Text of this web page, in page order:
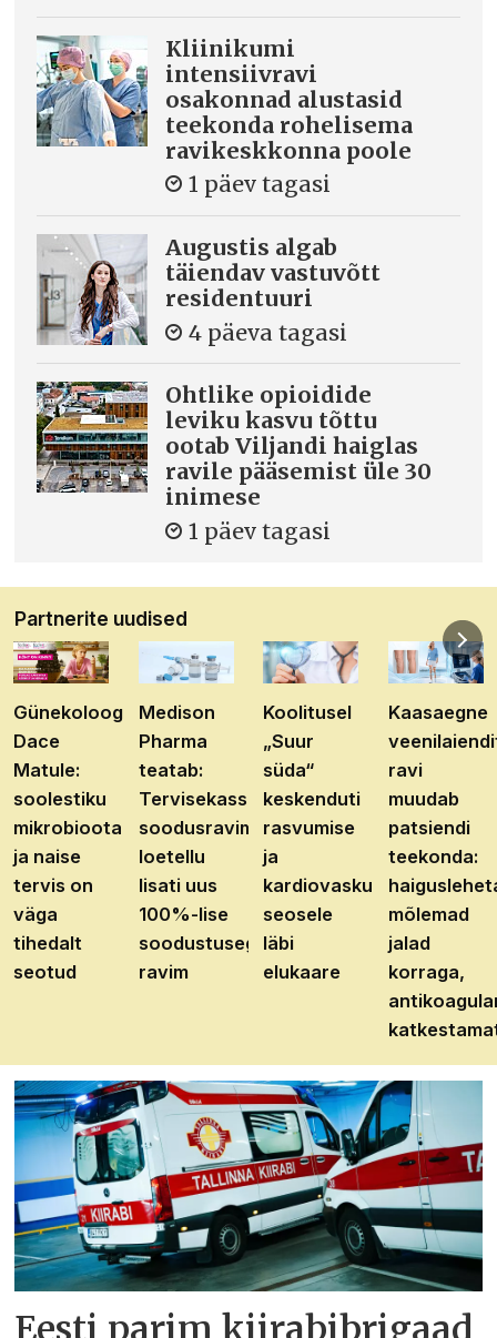
Kliinikumi
intensiivravi
osakonnad alustasid
teekonda rohelisema
ravikeskkonna poole
1 päev tagasi
Augustis algab
täiendav vastuvõtt
residentuuri
4 päeva tagasi
Ohtlike opioidide
leviku kasvu tõttu
ootab Viljandi haiglas
ravile pääsemist üle 30
inimese
1 päev tagasi
Partnerite uudised
Günekoloog
Dace
Matule:
soolestiku
mikrobioota
ja naise
tervis on
väga
tihedalt
seotud
Medison
Pharma
teatab:
Tervisekassa
soodusravimite
loetellu
lisati uus
100%-lise
soodustusega
ravim
Koolitusel
„Suur
süda“
keskenduti
rasvumise
ja
kardiovaskulaarhaiguste
seosele
läbi
elukaare
Kaasaegne
ravi
muudab
patsiendi
teekonda:
mõlemad
jalad
korraga,
Eesti parim kiirabibrigaad